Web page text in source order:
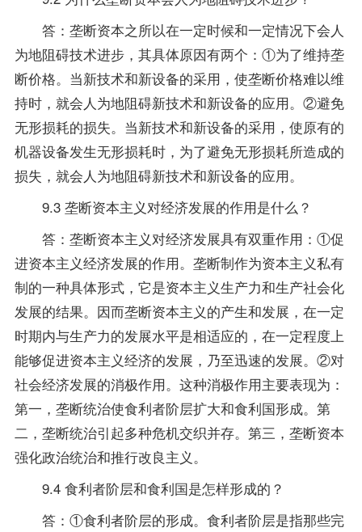
答：垄断资本之所以在一定时候和一定情况下会人
为地阻碍技术进步，其具体原因有两个：①为了维持垄
断价格。当新技术和新设备的采用，使垄断价格难以维
持时，就会人为地阻碍新技术和新设备的应用。②避免
无形损耗的损失。当新技术和新设备的采用，使原有的
机器设备发生无形损耗时，为了避免无形损耗所造成的
损失，就会人为地阻碍新技术和新设备的应用。
9.3 垄断资本主义对经济发展的作用是什么？
答：垄断资本主义对经济发展具有双重作用：①促
进资本主义经济发展的作用。垄断制作为资本主义私有
制的一种具体形式，它是资本主义生产力和生产社会化
发展的结果。因而垄断资本主义的产生和发展，在一定
时期内与生产力的发展水平是相适应的，在一定程度上
能够促进资本主义经济的发展，乃至迅速的发展。②对
社会经济发展的消极作用。这种消极作用主要表现为：
第一，垄断统治使食利者阶层扩大和食利国形成。第
二，垄断统治引起多种危机交织并存。第三，垄断资本
强化政治统治和推行改良主义。
9.4 食利者阶层和食利国是怎样形成的？
答：①食利者阶层的形成。食利者阶层是指那些完